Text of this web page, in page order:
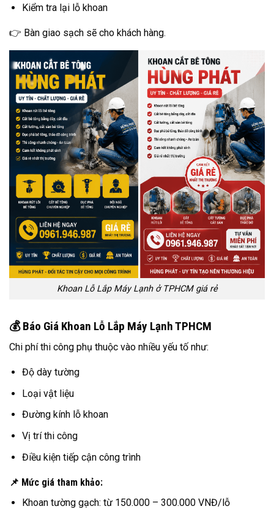
Kiểm tra lại lỗ khoan
👉 Bàn giao sạch sẽ cho khách hàng.
Khoan Lỗ Lắp Máy Lạnh ở TPHCM giá rẻ
💰 Báo Giá Khoan Lỗ Lắp Máy Lạnh TPHCM
Chi phí thi công phụ thuộc vào nhiều yếu tố như:
Độ dày tường
Loại vật liệu
Đường kính lỗ khoan
Vị trí thi công
Điều kiện tiếp cận công trình
📌 Mức giá tham khảo:
Khoan tường gạch: từ 150.000 – 300.000 VNĐ/lỗ